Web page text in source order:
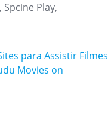
Play,
para Assistir Filmes
Movies on